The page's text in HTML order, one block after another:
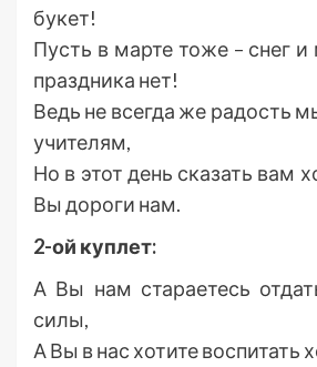
букет!
Пусть в марте тоже – снег
праздника нет!
Ведь не всегда же радость
учителям,
Но в этот день сказать вам
Вы дороги нам.
2-ой куплет:
А Вы нам стараетесь
силы,
А Вы в нас хотите